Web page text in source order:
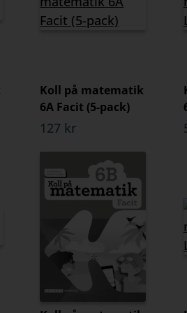
Koll på matematik
6A Facit (5-pack)
127 kr